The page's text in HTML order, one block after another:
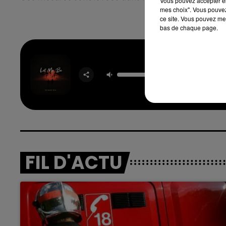
FIL D'ACTU
mes choix". Vous
ce site. Vous pouvez
bas de chaque page.